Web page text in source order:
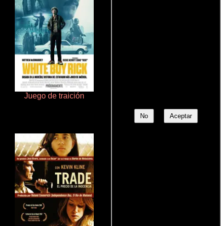
No Aceptar
Juego de traición